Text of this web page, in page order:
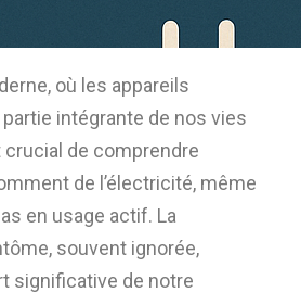
où les appareils
intégrante de nos vies
de comprendre
de l’électricité, même
en usage actif. La
souvent ignorée,
significative de notre